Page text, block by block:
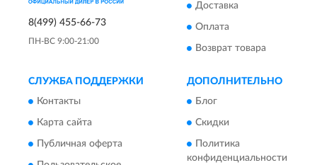
8(499) 455-66-73
ПН-ВС 9:00-21:00
Доставка
Оплата
Возврат товара
СЛУЖБА ПОДДЕРЖКИ
Контакты
Карта сайта
Публичная оферта
ДОПОЛНИТЕЛЬНО
Блог
Скидки
Политика
конфиденциальности